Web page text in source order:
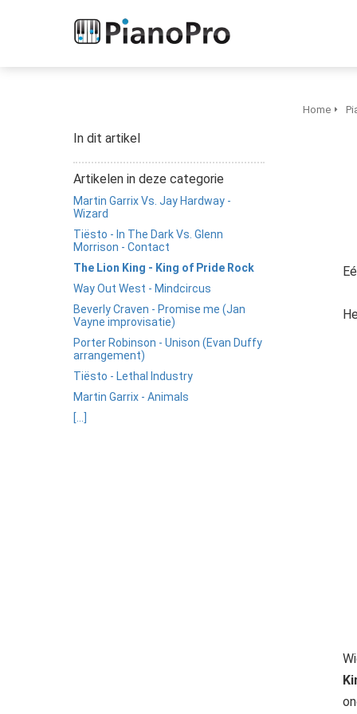
In dit artikel
Artikelen in deze categorie
Martin Garrix Vs. Jay Hardway -
Wizard
Tiësto - In The Dark Vs. Glenn
Morrison - Contact
The Lion King - King of Pride Rock
Way Out West - Mindcircus
Beverly Craven - Promise me (Jan
Vayne improvisatie)
Porter Robinson - Unison (Evan Duffy
arrangement)
Tiësto - Lethal Industry
Martin Garrix - Animals
[...]
Home